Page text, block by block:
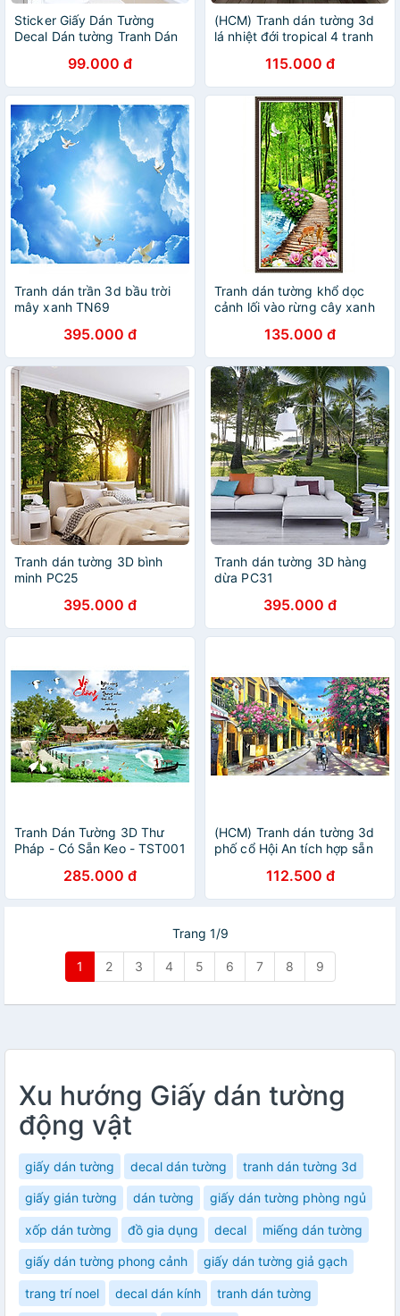
Sticker Giấy Dán Tường
Decal Dán tường Tranh Dán
Cá Voi Xanh ZH-1004
99.000 đ
(HCM) Tranh dán tường 3d
lá nhiệt đới tropical 4 tranh
115.000 đ
Tranh dán trần 3d bầu trời
mây xanh TN69
395.000 đ
Tranh dán tường khổ dọc
cảnh lối vào rừng cây xanh
135.000 đ
Tranh dán tường 3D bình
minh PC25
395.000 đ
Tranh dán tường 3D hàng
dừa PC31
395.000 đ
Tranh Dán Tường 3D Thư
Pháp - Có Sẵn Keo - TST001
285.000 đ
(HCM) Tranh dán tường 3d
phố cổ Hội An tích hợp sẵn
112.500 đ
Trang 1/9
1 2 3 4 5 6 7 8 9
Xu hướng Giấy dán tường
động vật
giấy dán tường decal dán tường tranh dán tường 3d
giấy gián tường dán tường giấy dán tường phòng ngủ
xốp dán tường đồ gia dụng decal miếng dán tường
giấy dán tường phong cảnh giấy dán tường giả gạch
trang trí noel decal dán kính tranh dán tường